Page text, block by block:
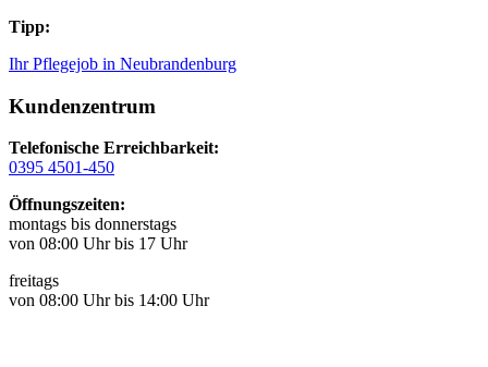
Tipp:
Ihr Pflegejob in Neubrandenburg
Kundenzentrum
Telefonische Erreichbarkeit:
0395 4501-450
Öffnungszeiten:
montags bis donnerstags
von 08:00 Uhr bis 17 Uhr
freitags
von 08:00 Uhr bis 14:00 Uhr